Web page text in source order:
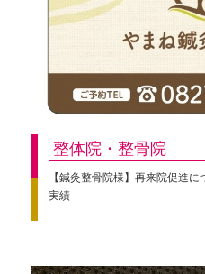
整体院・整骨院
【鍼灸整骨院様】再来院促進
実績